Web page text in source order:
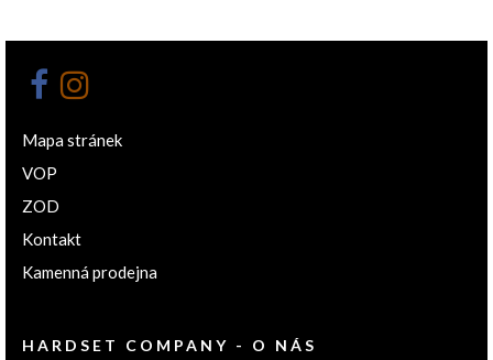
Mapa stránek
VOP
ZOD
Kontakt
Kamenná prodejna
HARDSET COMPANY - O NÁS